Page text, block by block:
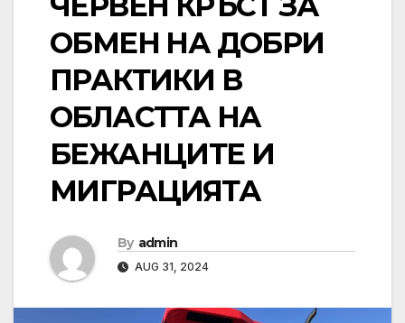
ОБМЕН НА ДОБРИ
ПРАКТИКИ В
ОБЛАСТТА НА
БЕЖАНЦИТЕ И
МИГРАЦИЯТА
By admin
AUG 31, 2024